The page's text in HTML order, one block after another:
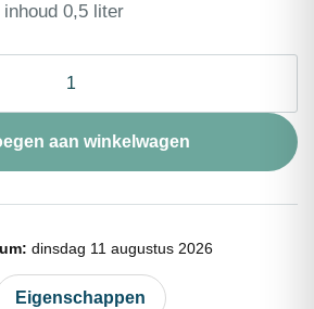
0,5 liter
aan winkelwagen
dinsdag 11 augustus 2026
Eigenschappen